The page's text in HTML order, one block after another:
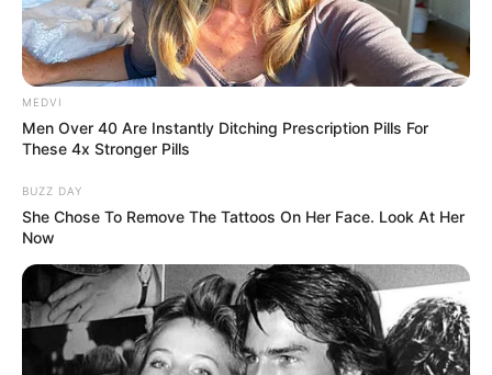
MEDVI
Men Over 40 Are Instantly Ditching Prescription Pills For
These 4x Stronger Pills
BUZZ DAY
She Chose To Remove The Tattoos On Her Face. Look At Her
Now